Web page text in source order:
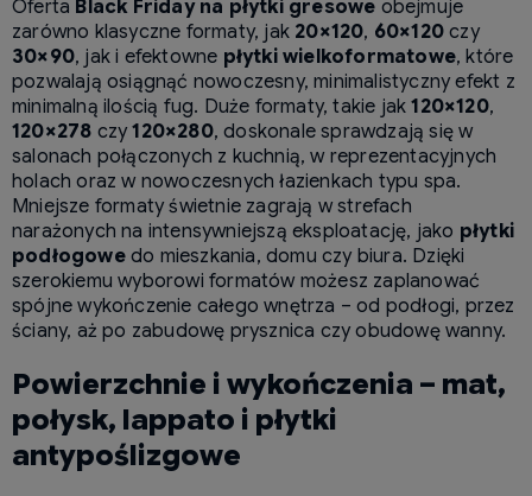
Oferta Black Friday na płytki gresowe obejmuje
zarówno klasyczne formaty, jak 20×120, 60×120 czy
30×90, jak i efektowne płytki wielkoformatowe, które
pozwalają osiągnąć nowoczesny, minimalistyczny efekt z
minimalną ilością fug. Duże formaty, takie jak120×120,
120×278 czy120×280, doskonale sprawdzają się w
salonach połączonych z kuchnią, w reprezentacyjnych
holach oraz w nowoczesnych łazienkach typu spa.
Mniejsze formaty świetnie zagrają w strefach
narażonych na intensywniejszą eksploatację, jako płytki
podłogowedo mieszkania, domu czy biura. Dzięki
szerokiemu wyborowi formatów możesz zaplanować
spójne wykończenie całego wnętrza – od podłogi, przez
ściany, aż po zabudowę prysznica czy obudowę wanny.
Powierzchnie i wykończenia – mat,
połysk, lappato i płytki
antypoślizgowe